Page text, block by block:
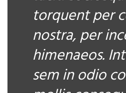
torquent per
nostra, per
himenaeos.
sem in odio